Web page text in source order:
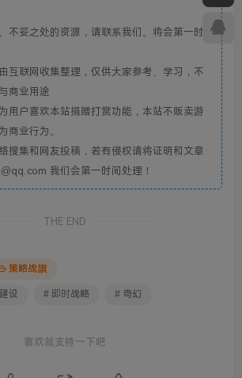
不妥之处的资源，请联系我们。将会第一时
互联网收集整理，仅供大家参考、学习，不
商业用途
用户喜欢本站捐赠打赏功能，本站不贩卖游
商业行为。
搜集和网友投稿，若有侵权请将证明和文章
我们会第一时间处理！
THE END
策略战旗
设 # 即时战略 # 奇幻
喜欢就支持一下吧